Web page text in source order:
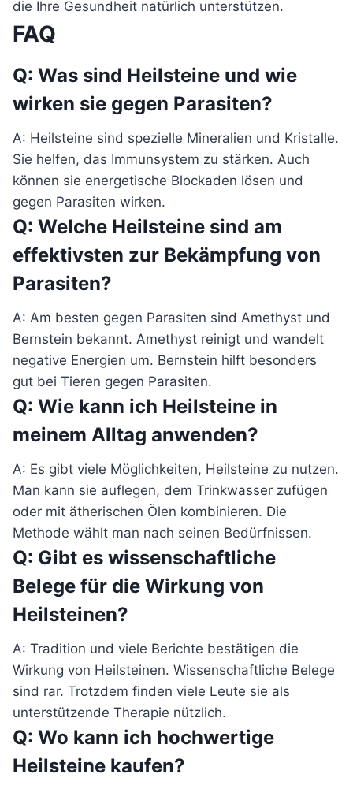
die Ihre Gesundheit natürlich unterstützen.
FAQ
Q: Was sind Heilsteine und wie
wirken sie gegen Parasiten?
A: Heilsteine sind spezielle Mineralien und Kristalle.
Sie helfen, das Immunsystem zu stärken. Auch
können sie energetische Blockaden lösen und
gegen Parasiten wirken.
Q: Welche Heilsteine sind am
effektivsten zur Bekämpfung von
Parasiten?
A: Am besten gegen Parasiten sind Amethyst und
Bernstein bekannt. Amethyst reinigt und wandelt
negative Energien um. Bernstein hilft besonders
gut bei Tieren gegen Parasiten.
Q: Wie kann ich Heilsteine in
meinem Alltag anwenden?
A: Es gibt viele Möglichkeiten, Heilsteine zu nutzen.
Man kann sie auflegen, dem Trinkwasser zufügen
oder mit ätherischen Ölen kombinieren. Die
Methode wählt man nach seinen Bedürfnissen.
Q: Gibt es wissenschaftliche
Belege für die Wirkung von
Heilsteinen?
A: Tradition und viele Berichte bestätigen die
Wirkung von Heilsteinen. Wissenschaftliche Belege
sind rar. Trotzdem finden viele Leute sie als
unterstützende Therapie nützlich.
Q: Wo kann ich hochwertige
Heilsteine kaufen?